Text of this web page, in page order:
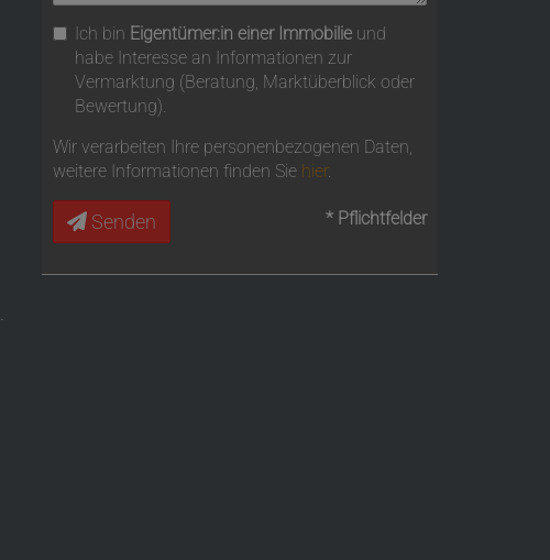
Ich bin Eigentümer:in einer Immobilie und
habe Interesse an Informationen zur
Vermarktung (Beratung, Marktüberblick oder
Bewertung).
Wir verarbeiten Ihre personenbezogenen Daten,
weitere Informationen finden Sie hier.
Senden * Pflichtfelder